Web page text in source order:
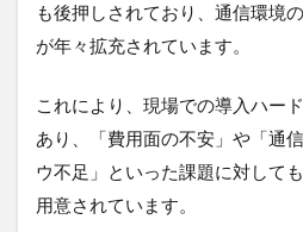
も後押しされており、通信環境
が年々拡充されています。
これにより、現場での導入ハー
あり、「費用面の不安」や「通
ウ不足」といった課題に対して
用意されています。